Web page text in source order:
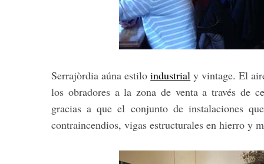
Serrajòrdia aúna estiloindustrial y vintage. El
los obradores a la zona de venta a través de
gracias a que el conjunto de instalaciones
contraincendios, vigas estructurales en hierro y